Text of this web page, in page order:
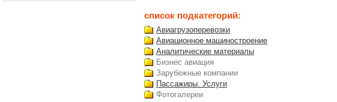
список подкатегорий:
Авиагрузоперевозки
Авиационное машиностроение
Аналитические материалы
Бизнес авиация
Зарубежные компании
Пассажиры. Услуги
Фотогалереи